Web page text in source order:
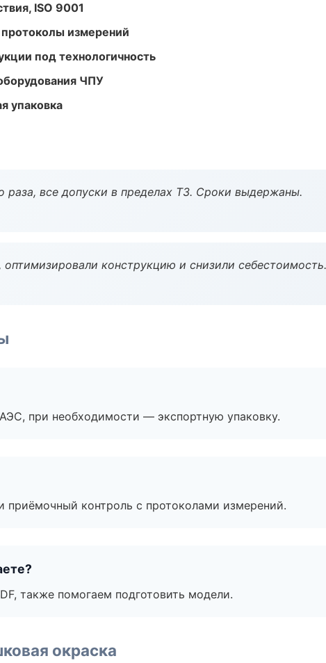
ISO 9001
измерений
под технологичность
ЧПУ
упаковка
раза, все допуски в пределах ТЗ. Сроки выдержаны.
конструкцию и снизили себестоимость.
при необходимости — экспортную упаковку.
контроль с протоколами измерений.
также помогаем подготовить модели.
окраска